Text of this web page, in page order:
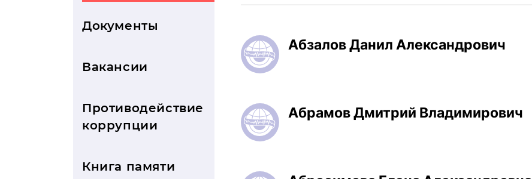
Документы
Вакансии
Противодействие
коррупции
Книга памяти
Абзалов Данил Александрович
Абрамов Дмитрий Владимирович